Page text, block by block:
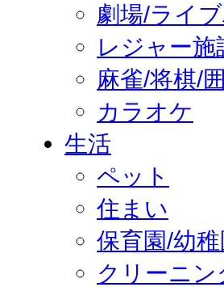
劇場/ライ
レジャー施
麻雀/将棋/
カラオケ
生活
ペット
住まい
保育園/幼稚
クリーニン